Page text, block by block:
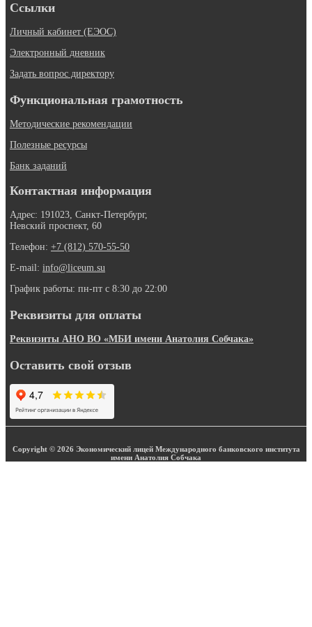
Ссылки
Личный кабинет (ЕЭОС)
Электронный дневник
Задать вопрос директору
Функциональная грамотность
Методические рекомендации
Полезные ресурсы
Банк заданий
Контактная информация
Адрес: 191023, Санкт-Петербург,
Невский проспект, 60
Телефон: +7 (812) 570-55-50
E-mail: info@liceum.su
График работы: пн-пт с 8:30 до 22:00
Реквизиты для оплаты
Реквизиты АНО ВО «МБИ имени Анатолия Собчака»
Оставить свой отзыв
Copyright © 2026 Экономический лицей Международного банковского института
имени Анатолия Собчака